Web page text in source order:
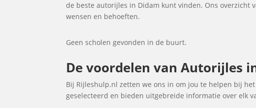
de beste autorijles in Didam kunt vinden. Ons overzicht
wensen en behoeften.
Geen scholen gevonden in de buurt.
De voordelen van Autorijles
Bij Rijleshulp.nl zetten we ons in om jou te helpen bij
geselecteerd en bieden uitgebreide informatie over elk